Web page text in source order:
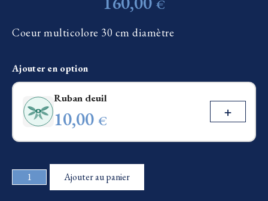
€
Coeur multicolore 30 cm diamètre
Ajouter en option
Ruban deuil
10,00 €
Ajouter au panier